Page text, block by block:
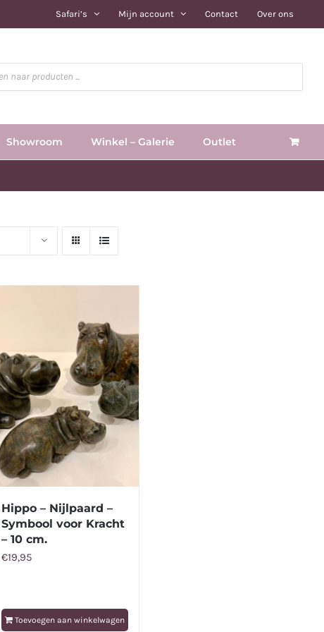
Safari’s Mijn account Contact Over ons
Showroom Winkel – Galerie Outlet
Hippo – Nijlpaard –
Symbool voor Kracht
– 10 cm.
€19,95
Toevoegen aan winkelwagen